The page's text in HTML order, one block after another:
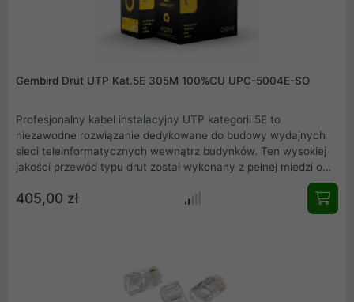
Gembird Drut UTP Kat.5E 305M 100%CU UPC-5004E-SO
Profesjonalny kabel instalacyjny UTP kategorii 5E to
niezawodne rozwiązanie dedykowane do budowy wydajnych
sieci teleinformatycznych wewnątrz budynków. Ten wysokiej
jakości przewód typu drut został wykonany z pełnej miedzi o
transmisyjne oraz najwyższą stabilność połączenia. Dzięki
długości 305 metrów oraz praktycznemu opakowaniu typu
405,00 zł